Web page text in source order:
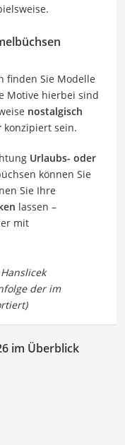
finden Sie Modelle
Motive hierbei sind
nostalgisch
konzipiert sein.
Urlaubs- oder
können Sie
Sie Ihre
lassen –
mit
im Überblick